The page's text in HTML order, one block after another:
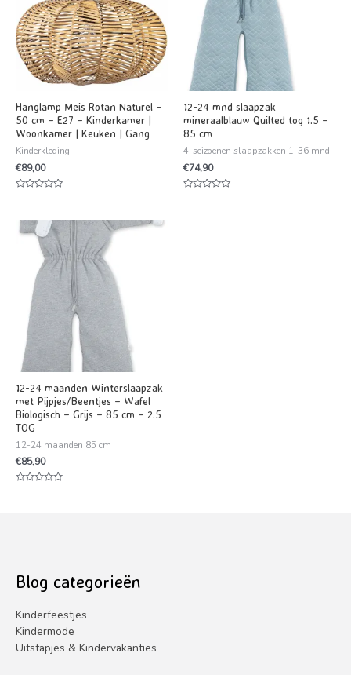
Hanglamp Meis Rotan Naturel –
50 cm – E27 – Kinderkamer |
Woonkamer | Keuken | Gang
Kinderkleding
€89,00
5
12-24 mnd slaapzak
mineraalblauw Quilted tog 1.5 –
85 cm
4-seizoenen slaapzakken 1-36 mnd
€74,90
12-24 maanden Winterslaapzak
met Pijpjes/Beentjes – Wafel
Biologisch – Grijs – 85 cm – 2.5
TOG
12-24 maanden 85 cm
€85,90
Blog categorieën
Kinderfeestjes
Kindermode
Uitstapjes & Kindervakanties